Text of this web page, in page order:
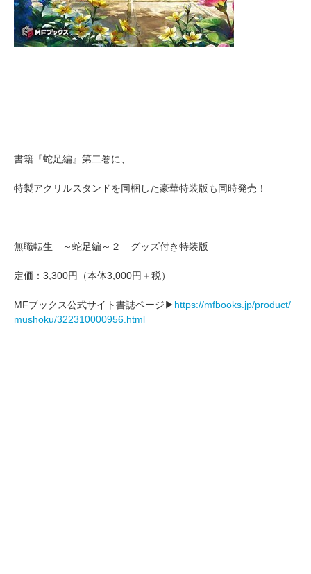
書籍『蛇足編』第二巻に、
特製アクリルスタンドを同梱した豪華特装版も同時発売！
無職転生 ～蛇足編～２ グッズ付き特装版
定価：3,300円（本体3,000円＋税）
MFブックス公式サイト書誌ページ▶ https://mfbooks.jp/product/
mushoku/322310000956.html